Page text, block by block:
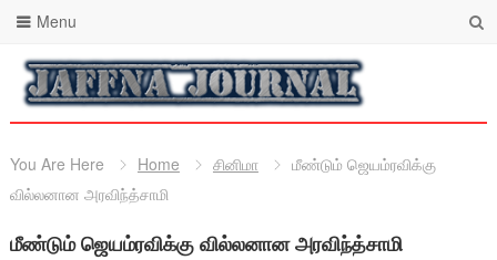
Menu
You Are Here Home சினிமா
மீண்டும் ஜெயம்ரவிக்கு
வில்லனான அரவிந்த்சாமி
மீண்டும் ஜெயம்ரவிக்கு வில்லனான அரவிந்த்சாமி